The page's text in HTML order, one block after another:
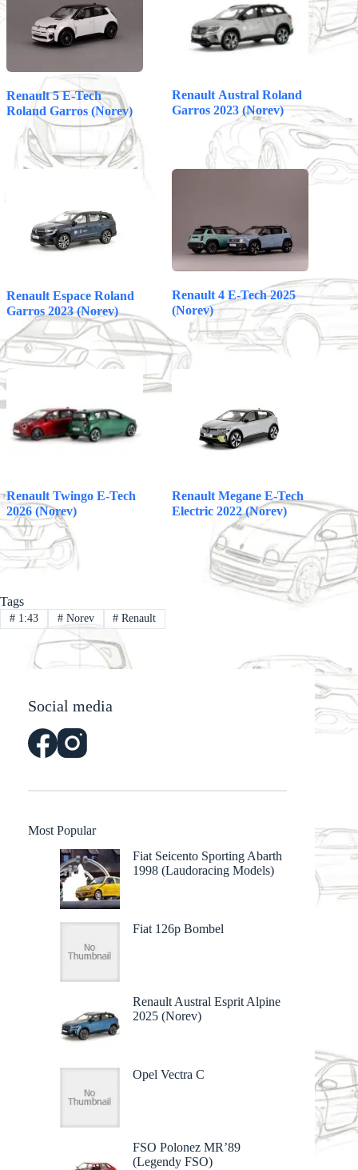
pp
Renault 5 E-Tech
Roland Garros (Norev)
Renault Austral Roland
Garros 2023 (Norev)
Renault Espace Roland
Garros 2023 (Norev)
Renault 4 E-Tech 2025
(Norev)
Renault Twingo E-Tech
2026 (Norev)
Renault Megane E-Tech
Electric 2022 (Norev)
Tags
#1:43 #Norev # Renault
Social media
Most Popular
Fiat Seicento Sporting Abarth
1998 (Laudoracing Models)
Fiat 126p Bombel
Renault Austral Esprit Alpine
2025 (Norev)
Opel Vectra C
FSO Polonez MR’89
(Legendy FSO)